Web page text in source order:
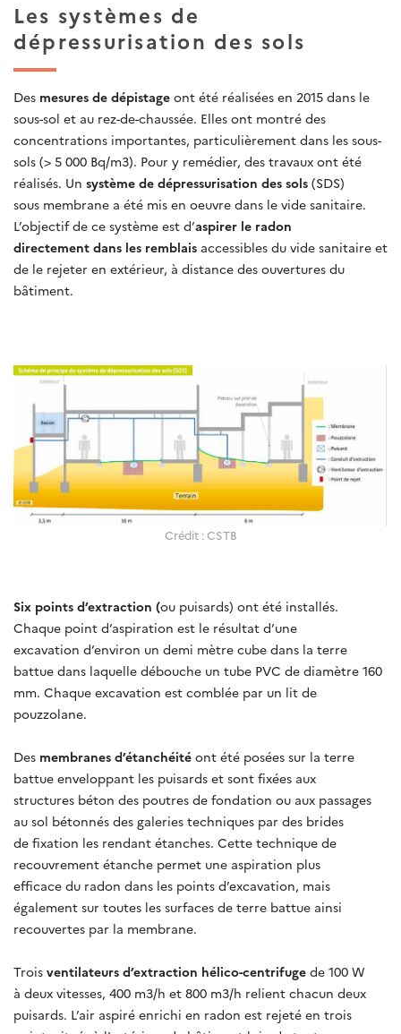
Les systèmes de
dépressurisation des sols
Des mesures de dépistage ont été réalisées en 2015 dans le
sous-sol et au rez-de-chaussée. Elles ont montré des
concentrations importantes, particulièrement dans les sous-
sols (> 5 000 Bq/m3). Pour y remédier, des travaux ont été
réalisés. Un système de dépressurisation des sols (SDS)
sous membrane a été mis en oeuvre dans le vide sanitaire.
L’objectif de ce système est d’aspirer le radon
directement dans les remblais accessibles du vide sanitaire et
de le rejeter en extérieur, à distance des ouvertures du
bâtiment.
Crédit : CSTB
Six points d’extraction (ou puisards) ont été installés.
Chaque point d’aspiration est le résultat d’une
excavation d’environ un demi mètre cube dans la terre
battue dans laquelle débouche un tube PVC de diamètre 160
mm. Chaque excavation est comblée par un lit de
pouzzolane.
Des membranes d’étanchéité ont été posées sur la terre
battue enveloppant les puisards et sont fixées aux
structures béton des poutres de fondation ou aux passages
au sol bétonnés des galeries techniques par des brides
de fixation les rendant étanches. Cette technique de
recouvrement étanche permet une aspiration plus
efficace du radon dans les points d’excavation, mais
également sur toutes les surfaces de terre battue ainsi
recouvertes par la membrane.
Trois ventilateurs d’extraction hélico-centrifuge de 100 W
à deux vitesses, 400 m3/h et 800 m3/h relient chacun deux
puisards. L’air aspiré enrichi en radon est rejeté en trois